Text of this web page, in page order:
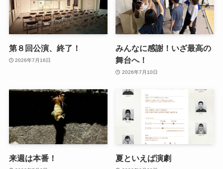
第８回公演、終了！
2026年7月16日
みんなに感謝！いざ最高の
舞台へ！
2026年7月10日
来週は本番！ 夏といえば演劇